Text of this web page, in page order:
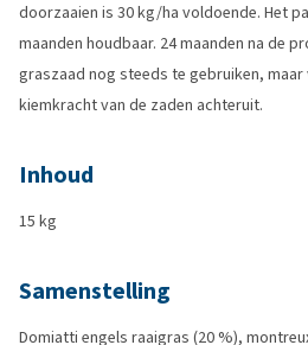
doorzaaien is 30 kg/ha voldoende. Het
maanden houdbaar. 24 maanden na de
graszaad nog steeds te gebruiken, maar
kiemkracht van de zaden achteruit.
Inhoud
15 kg
Samenstelling
Domiatti engels raaigras (20 %),